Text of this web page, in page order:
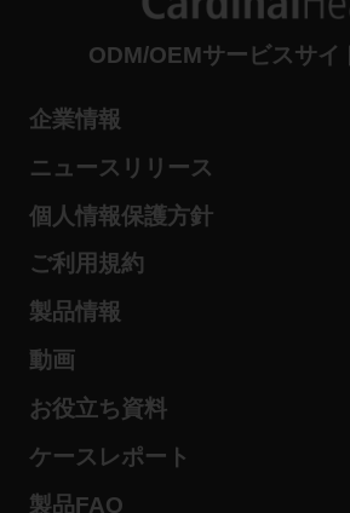
ODM/OEMサービスサイ
企業情報
ニュースリリース
個人情報保護方針
ご利用規約
製品情報
動画
お役立ち資料
ケースレポート
製品FAQ